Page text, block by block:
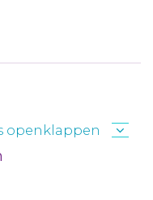
openklappen